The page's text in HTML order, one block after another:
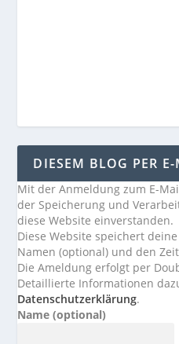
DIESEM BLOG PER
Mit der Anmeldung zum E-
der Speicherung und
diese Website einverstanden.
Diese Website speichert
Namen (optional) und den
Die Ameldung erfolgt per
Detaillierte Informationen
Datenschutzerklärung.
Name (optional)